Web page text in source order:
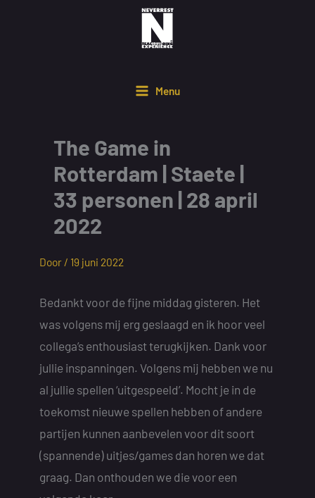
Menu
The Game in
Rotterdam | Staete |
33 personen | 28 april
2022
Door / 19 juni 2022
Bedankt voor de fijne middag gisteren. Het
was volgens mij erg geslaagd en ik hoor veel
collega’s enthousiast terugkijken. Dank voor
jullie inspanningen. Volgens mij hebben we nu
al jullie spellen ‘uitgespeeld’. Mocht je in de
toekomst nieuwe spellen hebben of andere
partijen kunnen aanbevelen voor dit soort
(spannende) uitjes/games dan horen we dat
graag. Dan onthouden we die voor een